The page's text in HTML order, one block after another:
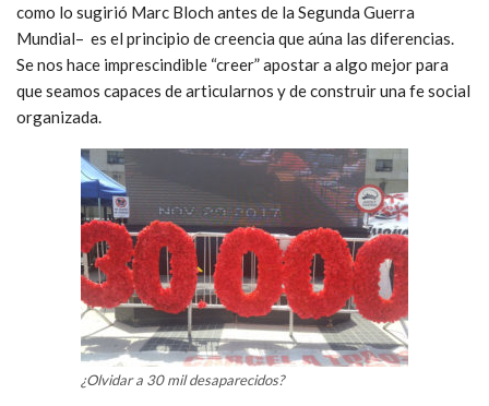
como lo sugirió Marc Bloch antes de la Segunda Guerra
Mundial– es el principio de creencia que aúna las diferencias.
Se nos hace imprescindible “creer” apostar a algo mejor para
que seamos capaces de articularnos y de construir una fe social
organizada.
¿Olvidar a 30 mil desaparecidos?